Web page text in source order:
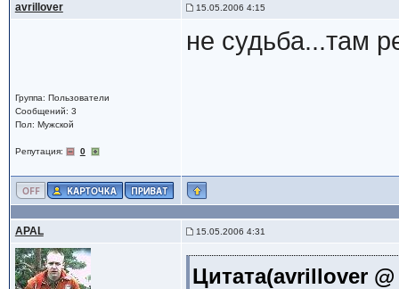
avrillover 15.05.2006 4:15
Группа: Пользователи
Сообщений: 3
Пол: Мужской
Репутация: 0
не судьба...там
APAL 15.05.2006 4:31
Цитата(avrillover